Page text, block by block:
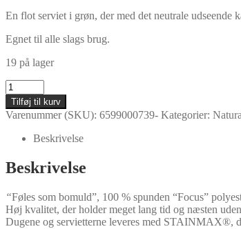
En flot serviet i grøn, der med det neutrale udseende
Egnet til alle slags brug.
19 på lager
TILBUD
-
Mørkegrønne
"Natural"
servietter
X
40
antal
Tilføj til kurv
Varenummer (SKU): 6599000739- Kategorier:
Beskrivelse
Beskrivelse
“Føles som bomuld”, 100 % spunden “Focus”
Høj kvalitet, der holder meget lang tid og næsten
Dugene og servietterne leveres med STAINMAX®,